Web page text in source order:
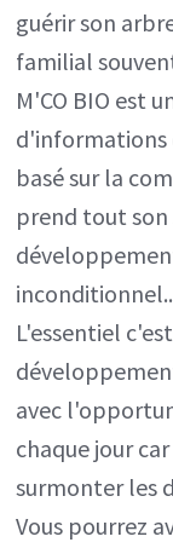
guérir son
familial
M'CO BIO est
d'informations
basé sur la
prend tout son
L'essentiel
avec
chaque jour
surmonter les
Vous pourrez